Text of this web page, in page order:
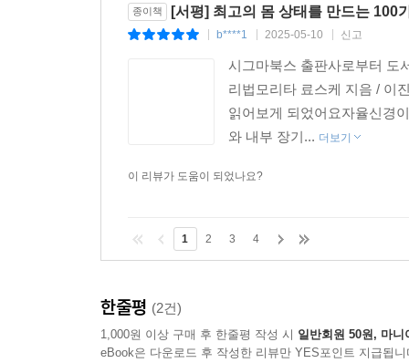
종이책 [서평] 최고의 몸 상태를 만드는 100
b****1 2025-05-10 신고
시그마북스 출판사로부터 도
리법모리타 료스케 지음 / 이
읽어보게 되었어요자율신경
와 내부 장기... 더보기
이 리뷰가 도움이 되었나요?
1 2 3 4
한줄평 (2건)
1,000원 이상 구매 후 한줄평 작성 시 일반회원 50원, 마니
eBook은 다운로드 후 작성한 리뷰만 YES포인트 지급됩니